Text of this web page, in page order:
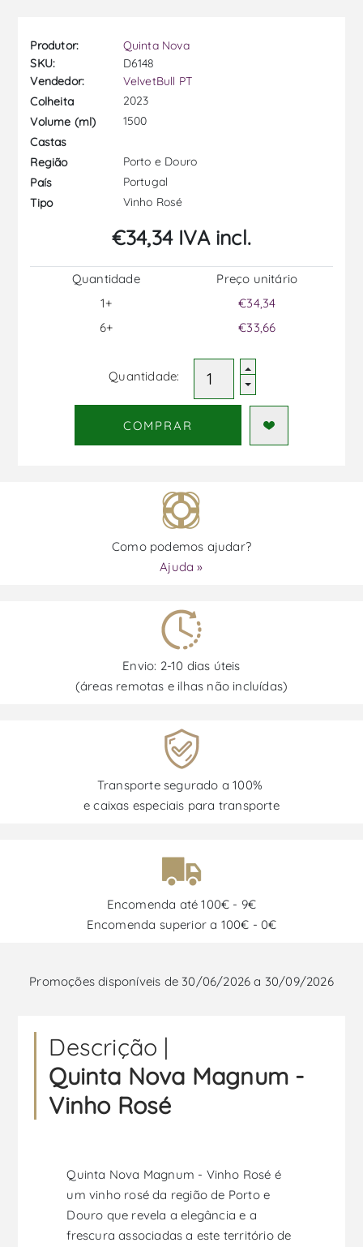
Produtor:
Quinta Nova
SKU:
D6148
Vendedor:
VelvetBull PT
Colheita
2023
Volume (ml)
1500
Castas
Região
Porto e Douro
País
Portugal
Tipo
Vinho Rosé
€34,34 IVA incl.
Quantidade
1+
6+
Preço unitário
€34,34
€33,66
Quantidade:
COMPRAR
Como podemos ajudar?
Ajuda »
Envio: 2-10 dias úteis
(áreas remotas e ilhas não incluídas)
Transporte segurado a 100%
e caixas especiais para transporte
Encomenda até 100€ - 9€
Encomenda superior a 100€ - 0€
Promoções disponíveis de 30/06/2026 a 30/09/2026
Descrição |
Quinta Nova Magnum -
Vinho Rosé
Quinta Nova Magnum - Vinho Rosé é
um vinho rosé da região de Porto e
Douro que revela a elegância e a
frescura associadas a este território de